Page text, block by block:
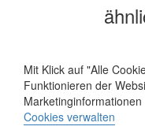
Mit Klick auf "Alle
Funktionieren der
Cookies verwalten